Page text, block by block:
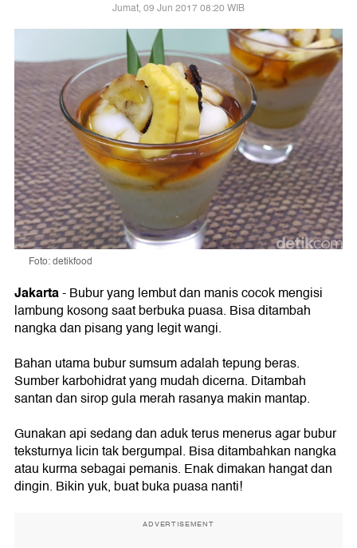
Jumat, 09 Jun 2017 08:20 WIB
Foto: detikfood
Jakarta- Bubur yang lembut dan manis cocok mengisi
lambung kosong saat berbuka puasa. Bisa ditambah
nangka dan pisang yang legit wangi.
Bahan utama bubur sumsum adalah tepung beras.
Sumber karbohidrat yang mudah dicerna. Ditambah
santan dan sirop gula merah rasanya makin mantap.
Gunakan api sedang dan aduk terus menerus agar bubur
teksturnya licin tak bergumpal. Bisa ditambahkan nangka
atau kurma sebagai pemanis. Enak dimakan hangat dan
dingin. Bikin yuk, buat buka puasa nanti!
ADVERTISEMENT